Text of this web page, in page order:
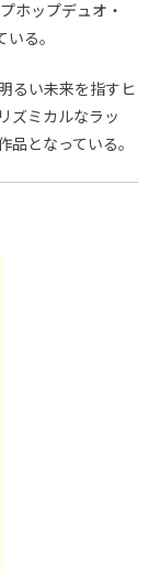
ホップデュオ・
る。
るい未来を指すヒ
ズミカルなラッ
品となっている。